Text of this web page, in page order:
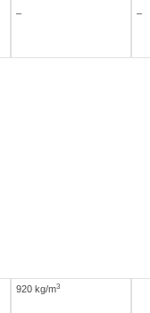
– –
920 kg/m3